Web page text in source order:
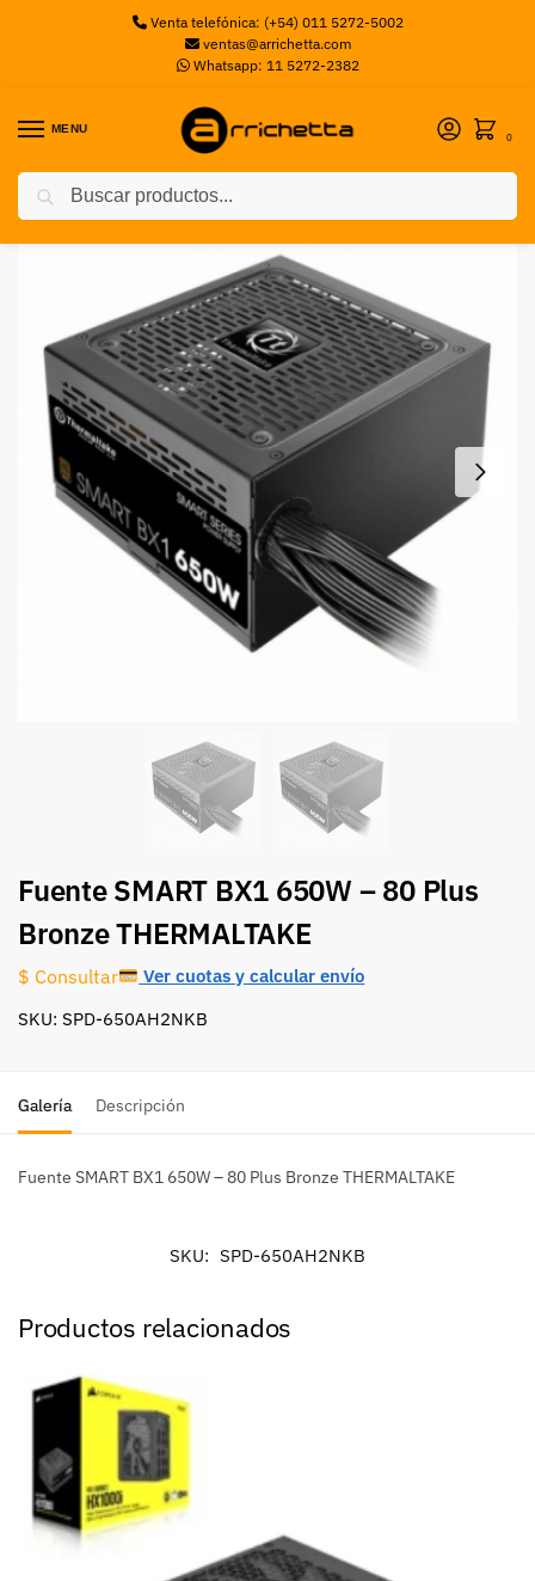
Venta telefónica: (+54) 011 5272-5002
ventas@arrichetta.com
Whatsapp: 11 5272-2382
MENU
0
Inicio Fuentes / Fuente SMART BX1 650W – 80 Plus Bronze THERMALTAKE
Fuente SMART BX1 650W – 80 Plus
Bronze THERMALTAKE
$ Consultar Ver cuotas y calcular envío
SKU: SPD-650AH2NKB
Galería Descripción
Fuente SMART BX1 650W – 80 Plus Bronze THERMALTAKE
SKU: SPD-650AH2NKB
Productos relacionados